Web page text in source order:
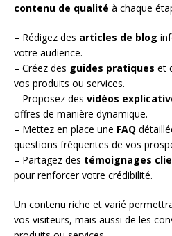
contenu de qualité à chaque
– Rédigez des articles de blog
votre audience.
– Créez des guides pratiques et
vos produits ou services.
– Proposez des vidéos
offres de manière dynamique.
– Mettez en place une FAQ
questions fréquentes de vos
– Partagez des témoignages
pour renforcer votre crédibilité.
Un contenu riche et varié
vos visiteurs, mais aussi de les